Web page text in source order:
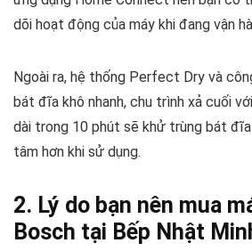
dõi hoạt động của máy khi đang vận
Ngoài ra, hệ thống Perfect Dry và
bát đĩa khô nhanh, chu trình xả cuối
dài trong 10 phút sẽ khử trùng bát đĩa
tâm hơn khi sử dụng.
2. Lý do bạn nên mua
Bosch tại Bếp Nhật